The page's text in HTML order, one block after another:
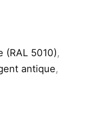
(RAL 5010),
antique,